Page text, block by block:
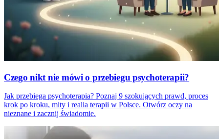
Czego nikt nie mówi o przebiegu psychoterapii?
Jak przebiega psychoterapia? Poznaj 9 szokujących prawd, proces
krok po kroku, mity i realia terapii w Polsce. Otwórz oczy na
nieznane i zacznij świadomie.